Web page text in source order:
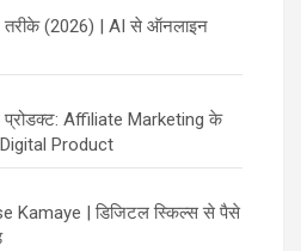
(2026) | AI से ऑनलाइन
प्रोडक्ट: Affiliate Marketing के
Product
Kamaye | डिजिटल स्किल्स से पैसे